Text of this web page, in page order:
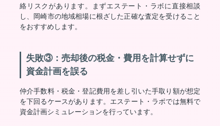
絡リスクがあります。まずエステート・ラボに直接相談
し、岡崎市の地域相場に根ざした正確な査定を受けること
をおすすめします。
失敗③：売却後の税金・費用を計算せずに
資金計画を誤る
仲介手数料・税金・登記費用を差し引いた手取り額が想定
を下回るケースがあります。エステート・ラボでは無料で
資金計画シミュレーションを行っています。